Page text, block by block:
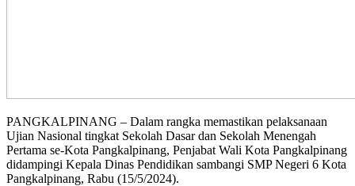
PANGKALPINANG – Dalam rangka memastikan pelaksanaan
Ujian Nasional tingkat Sekolah Dasar dan Sekolah Menengah
Pertama se-Kota Pangkalpinang, Penjabat Wali Kota Pangkalpinang
didampingi Kepala Dinas Pendidikan sambangi SMP Negeri 6 Kota
Pangkalpinang, Rabu (15/5/2024).